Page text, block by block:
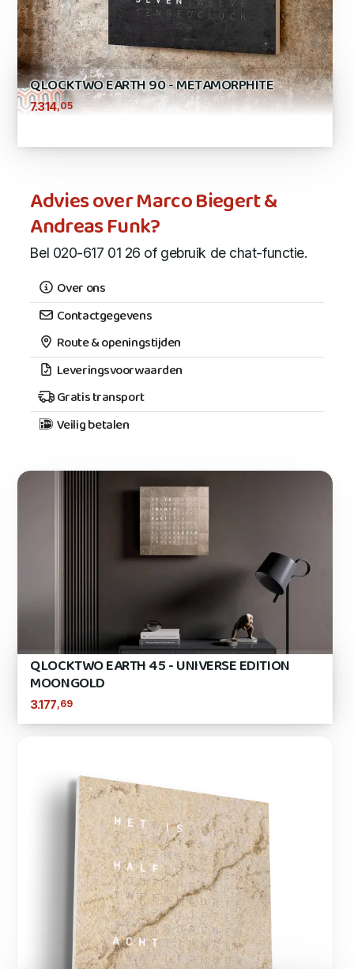
QLOCKTWO EARTH 90 - METAMORPHITE
7.314 ,05
Advies over Marco Biegert &
Andreas Funk?
Bel 020-617 01 26 of gebruik de chat-functie.
Over ons
Contactgegevens
Route & openingstijden
Leveringsvoorwaarden
Gratis transport
Veilig betalen
QLOCKTWO EARTH 45 - UNIVERSE EDITION
MOONGOLD
3.177 ,69